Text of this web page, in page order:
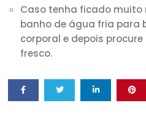
Caso tenha ficado muito
banho de água fria para
corporal e depois
fresco.